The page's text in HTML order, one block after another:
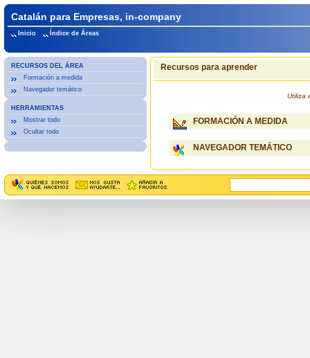
Catalán para Empresas, in-company
Inicio Índice de Áreas
RECURSOS DEL ÁREA
Formación a medida
Navegador temático
HERRAMIENTAS
Mostrar todo
Ocultar todo
Recursos para aprender
Utiliza
FORMACIÓN A MEDIDA
NAVEGADOR TEMÁTICO